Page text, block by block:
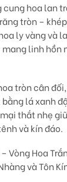
cung hoalan
tròn –
ly vàngvà
linh hồn
tròn cân
lá xanh
thắt nhẹ
và kín đáo.
Vòng Hoa
và Tôn